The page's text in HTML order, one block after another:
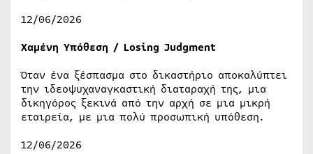
12/06/2026
Χαμένη Υπόθεση / Losing Judgment
Όταν ένα ξέσπασμα στο δικαστήριο αποκαλύπτει
την ιδεοψυχαναγκαστική διαταραχή της, μια
δικηγόρος ξεκινά από την αρχή σε μια μικρή
εταιρεία, με μια πολύ προσωπική υπόθεση.
12/06/2026